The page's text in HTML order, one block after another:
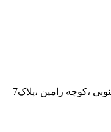
،کوچه رامین ،پلاک7